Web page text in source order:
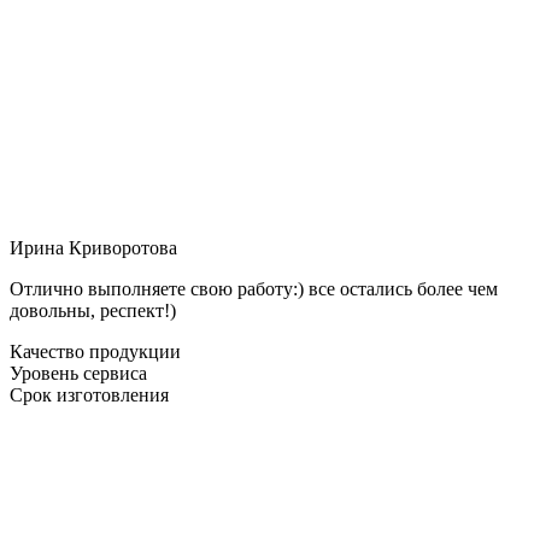
Ирина Криворотова
Отлично выполняете свою работу:) все остались более чем
довольны, респект!)
Качество продукции
Уровень сервиса
Срок изготовления